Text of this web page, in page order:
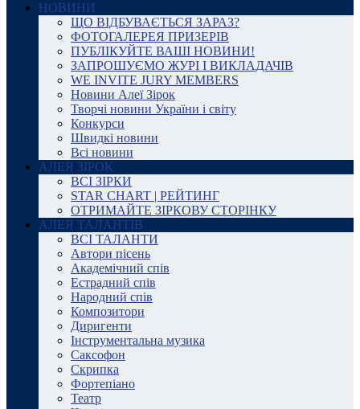
НОВИНИ
ЩО ВІДБУВАЄТЬСЯ ЗАРАЗ?
ФОТОГАЛЕРЕЯ ПРИЗЕРІВ
ПУБЛІКУЙТЕ ВАШІ НОВИНИ!
ЗАПРОШУЄМО ЖУРІ І ВИКЛАДАЧІВ
WE INVITE JURY MEMBERS
Новини Алеї Зірок
Творчі новини України і світу
Конкурси
Швидкі новини
Всі новини
АЛЕЯ ЗІРОК
ВСІ ЗІРКИ
STAR CHART | РЕЙТИНГ
ОТРИМАЙТЕ ЗІРКОВУ СТОРІНКУ
АЛЕЯ ТАЛАНТІВ
ВСІ ТАЛАНТИ
Автори пісень
Академічний спів
Естрадний спів
Народний спів
Композитори
Диригенти
Інструментальна музика
Саксофон
Скрипка
Фортепіано
Театр